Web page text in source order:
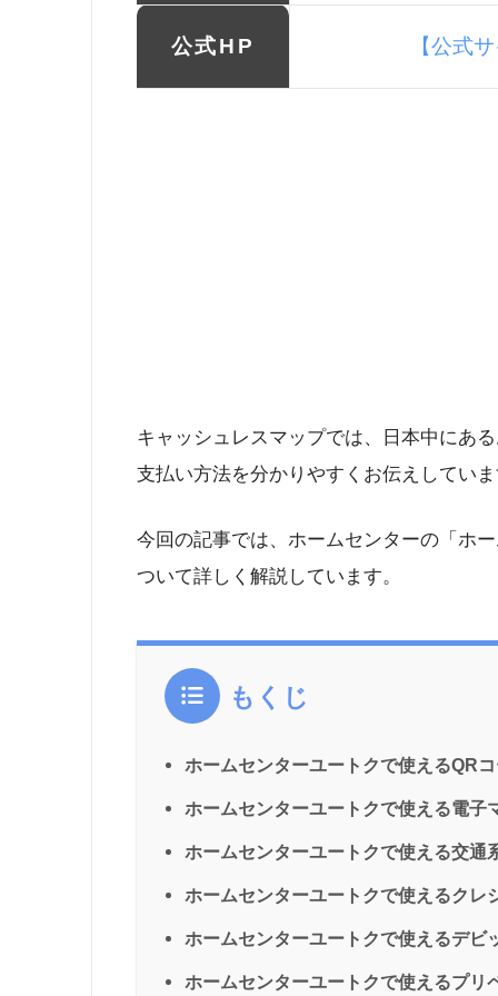
公式HP 【公式
キャッシュレスマップでは、日本中にあ
支払い方法を分かりやすくお伝えしてい
今回の記事では、ホームセンターの「ホ
ついて詳しく解説しています。
もくじ
ホームセンターユートクで使えるQR
ホームセンターユートクで使える電子
ホームセンターユートクで使える交通
ホームセンターユートクで使えるクレ
ホームセンターユートクで使えるデビ
ホームセンターユートクで使えるプリ